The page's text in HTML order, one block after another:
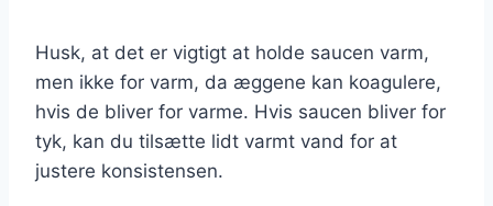
Husk, at det er vigtigt at holde saucen varm,
men ikke for varm, da æggene kan koagulere,
hvis de bliver for varme. Hvis saucen bliver for
tyk, kan du tilsætte lidt varmt vand for at
justere konsistensen.